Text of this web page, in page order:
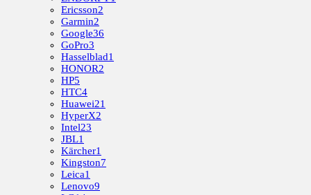
Ericsson2
Garmin2
Google36
GoPro3
Hasselblad1
HONOR2
HP5
HTC4
Huawei21
HyperX2
Intel23
JBL1
Kärcher1
Kingston7
Leica1
Lenovo9